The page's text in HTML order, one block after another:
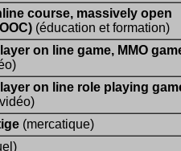
course, massively open
(éducation et formation)
on line game, MMO
on line role playing
(mercatique)